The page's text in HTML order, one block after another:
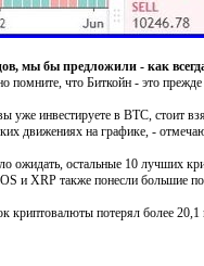
мы бы предложили - как
помните, что Биткойн - это
уже инвестируете в BTC, стоит
движениях на графике, -
ожидать, остальные 10 лучших
и XRP также понесли большие
криптовалюты потерял более